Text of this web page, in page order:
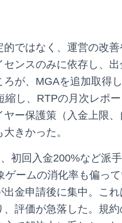
的ではなく、運営の改
センスのみに依存し、
ろが、MGAを追加取得
縮し、RTPの月次レポ
ヤー保護策（入金上限
きかった。
初回入金200%など派
ゲームの消化率も偏っ
出金申請後に集中。こ
、評価が急落した。規